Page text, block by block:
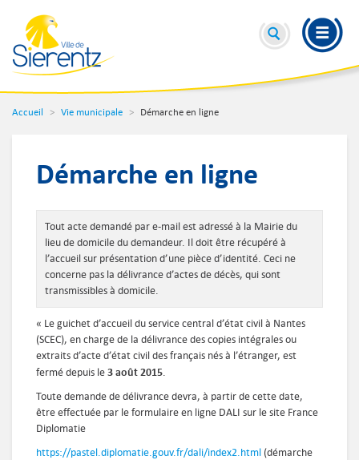
Accueil Vie municipale Démarche en ligne
Démarche en ligne
Tout acte demandé par e-mail est adressé à la Mairie du
lieu de domicile du demandeur. Il doit être récupéré à
l’accueil sur présentation d’une pièce d’identité. Ceci ne
concerne pas la délivrance d’actes de décès, qui sont
transmissibles à domicile.
« Le guichet d’accueil du service central d’état civil à Nantes
(SCEC), en charge de la délivrance des copies intégrales ou
extraits d’acte d’état civil des français nés à l’étranger, est
fermé depuis le3 août 2015.
Toute demande de délivrance devra, à partir de cette date,
être effectuée par le formulaire en ligne DALI sur le site France
Diplomatie
https://pastel.diplomatie.gouv.fr/dali/index2.html (démarche